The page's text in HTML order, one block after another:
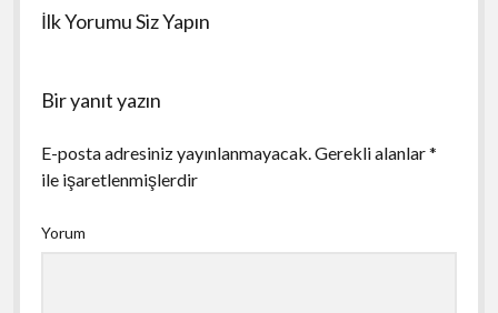
İlk Yorumu Siz Yapın
Bir yanıt yazın
E-posta adresiniz yayınlanmayacak.Gerekli alanlar*
ile işaretlenmişlerdir
Yorum